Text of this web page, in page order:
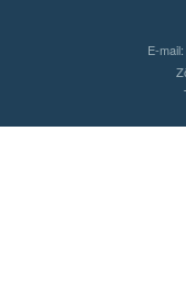
E-mail: